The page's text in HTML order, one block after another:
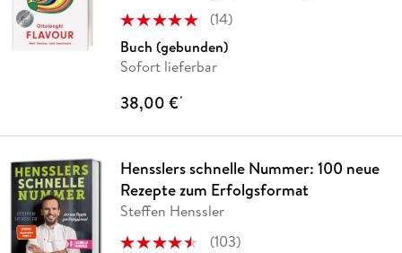
(14)
Buch (gebunden)
Sofort lieferbar
38,00 €*
Hensslers schnelle Nummer: 100 neue
Rezepte zum Erfolgsformat
Steffen Henssler
(103)